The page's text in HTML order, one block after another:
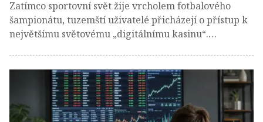
Zatímco sportovní svět žije vrcholem fotbalového
šampionátu, tuzemští uživatelé přicházejí o přístup k
největšímu světovému „digitálnímu kasinu“.